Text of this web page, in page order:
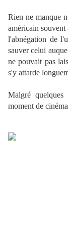
Rien ne manque
américain
l'abnégation de
sauver celui
ne pouvait pas
s'y attarde
Malgré
moment de